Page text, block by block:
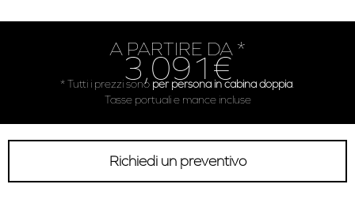
A PARTIRE DA *
3,091€
* Tutti i prezzi sono per persona in cabina doppia.
Tasse portuali e mance incluse
Richiedi un preventivo